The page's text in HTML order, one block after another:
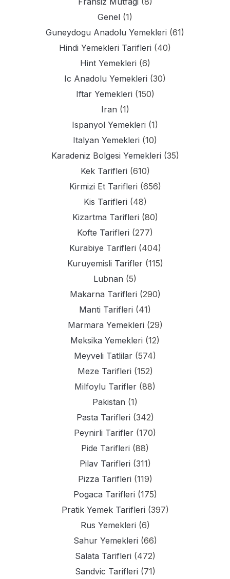
Genel (1)
Guneydogu Anadolu Yemekleri (61)
Hindi Yemekleri Tarifleri (40)
Hint Yemekleri (6)
Ic Anadolu Yemekleri (30)
Iftar Yemekleri (150)
Iran (1)
Ispanyol Yemekleri (1)
Italyan Yemekleri (10)
Karadeniz Bolgesi Yemekleri (35)
Kek Tarifleri (610)
Kirmizi Et Tarifleri (656)
Kis Tarifleri (48)
Kizartma Tarifleri (80)
Kofte Tarifleri (277)
Kurabiye Tarifleri (404)
Kuruyemisli Tarifler(115)
Lubnan (5)
Makarna Tarifleri (290)
Manti Tarifleri (41)
Marmara Yemekleri (29)
Meksika Yemekleri (12)
Meyveli Tatlilar (574)
Meze Tarifleri (152)
Milfoylu Tarifler (88)
Pakistan (1)
Pasta Tarifleri (342)
Peynirli Tarifler (170)
Pide Tarifleri (88)
Pilav Tarifleri (311)
Pizza Tarifleri (119)
Pogaca Tarifleri (175)
Pratik Yemek Tarifleri (397)
Rus Yemekleri (6)
Sahur Yemekleri (66)
Salata Tarifleri (472)
Sandvic Tarifleri (71)